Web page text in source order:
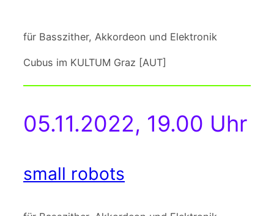
für Basszither, Akkordeon und Elektronik
Cubus im KULTUM Graz [AUT]
05.11.2022, 19.00 Uhr
small robots